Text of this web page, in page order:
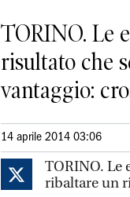
TORINO. Le
risultato che
vantaggio:
14 aprile 2014 03:06
TORINO. Le
ribaltare un